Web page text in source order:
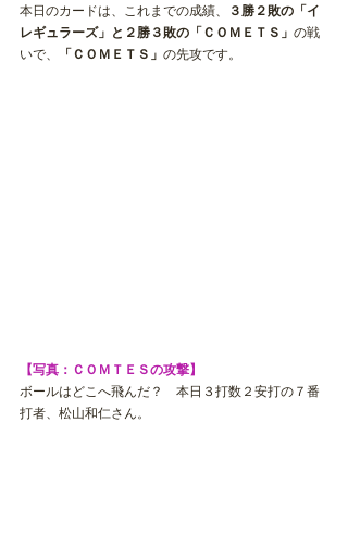
本日のカードは、これまでの成績、
３勝２敗の「イ
レギュラーズ」と２勝３敗の「ＣＯＭＥＴＳ」 の戦
いで、
「ＣＯＭＥＴＳ」 の先攻です。
【写真：ＣＯＭＴＥＳの攻撃】
ボールはどこへ飛んだ？　本日３打数２安打の７番
打者、松山和仁さん。